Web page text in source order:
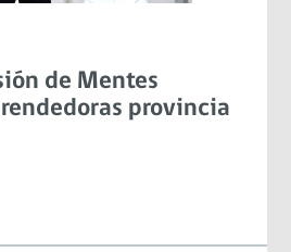
de Mentes
provincia